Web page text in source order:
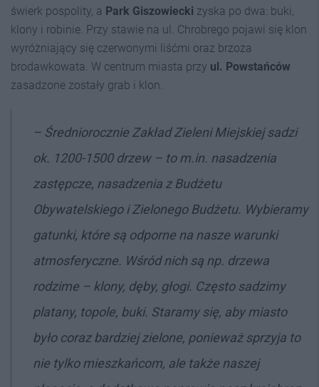
świerk pospolity, a Park Giszowiecki zyska po dwa: buki,
klony i robinie. Przy stawie na ul. Chrobrego pojawi się klon
wyróżniający się czerwonymi liśćmi oraz brzoza
brodawkowata. W centrum miasta przy ul. Powstańców
zasadzone zostały grab i klon.
– Średniorocznie Zakład Zieleni Miejskiej sadzi
ok. 1200-1500 drzew – to m.in. nasadzenia
zastępcze, nasadzenia z Budżetu
Obywatelskiego i Zielonego Budżetu. Wybieramy
gatunki, które są odporne na nasze warunki
atmosferyczne. Wśród nich są np. drzewa
rodzime – klony, dęby, głogi. Często sadzimy
platany, topole, buki. Staramy się, aby miasto
było coraz bardziej zielone, ponieważ sprzyja to
nie tylko mieszkańcom, ale także naszej